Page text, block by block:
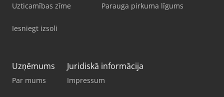
Uzticamības zīme
Iesniegt izsoli
Parauga pirkuma līgums
Uzņēmums
Par mums
Juridiskā informācija
Impressum